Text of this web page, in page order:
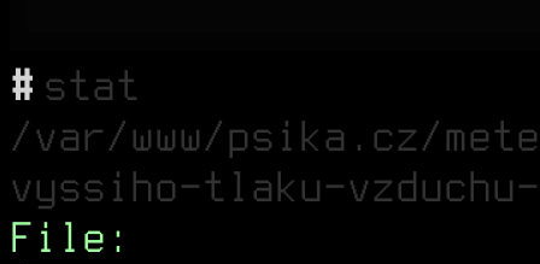
# stat
/var/www/psika.cz/
vyssiho-tlaku-
File: